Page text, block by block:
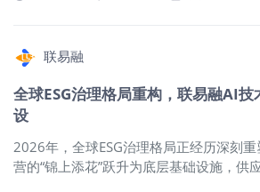
显、业
不得单方面修改、撤销；业务核心审核增
履约证明等全套单据，银行仅做单据表面
货物实物查验，单证不符时银行有权拒付
转，信用证需专门标注“可转让”，且仅能
控，远期最长1年，分即期、远期两类 即
符单据次日起5个营业日内完成付款； 远
知”的即时反馈闭环。首批已覆盖市面主
能力已经进入规模化商业落地阶段。 真
正的变化不仅在于“审得多快” 传统融资
资料的审核模式遵循“提交—排队—人工
初审—退回—修改—再提交”的线性流
程，审核周期以天甚至以周计。讯易链
此次上线的自动审核功能，核心在于将
资料校验从“后端人工环节”前移为“前端
联易融
全球ESG治理格局重构，联易融AI
设
2026年，全球ESG治理格局正经历深刻
营的“锦上添花”跃升为底层基础设施，供